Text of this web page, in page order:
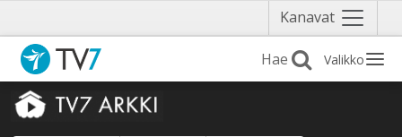
Kanavat Näytä
valikko
Valikko